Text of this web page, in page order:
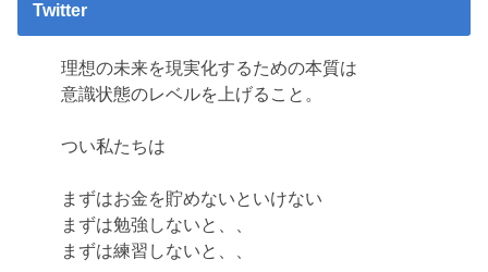
Twitter
理想の未来を現実化するための本質は
意識状態のレベルを上げること。
つい私たちは
まずはお金を貯めないといけない
まずは勉強しないと、、
まずは練習しないと、、